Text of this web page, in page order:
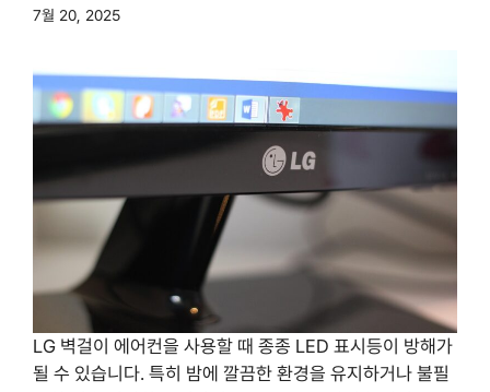
7월 20, 2025
LG 벽걸이 에어컨을 사용할 때 종종 LED 표시등이 방해가
될 수 있습니다. 특히 밤에 깔끔한 환경을 유지하거나 불필